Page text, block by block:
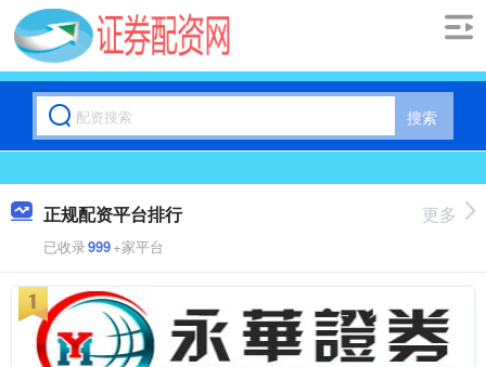
搜索
正规配资平台排行
已收录999+家平台
更多